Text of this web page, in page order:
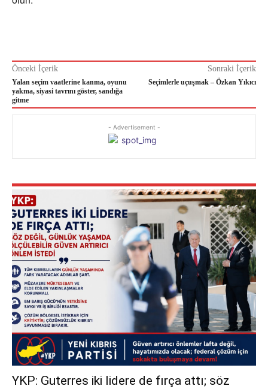
Önceki İçerik
Yalan seçim vaatlerine kanma, oyunu
yakma, siyasi tavrını göster, sandığa
gitme
Sonraki İçerik
Seçimlerle uçuşmak – Özkan Yıkıcı
- Advertisement -
YKP: Guterres iki lidere de fırça attı; söz